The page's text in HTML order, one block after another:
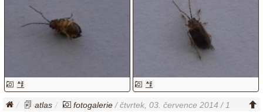
atlas fotogalerie / čtvrtek, 03. července 2014 / 1